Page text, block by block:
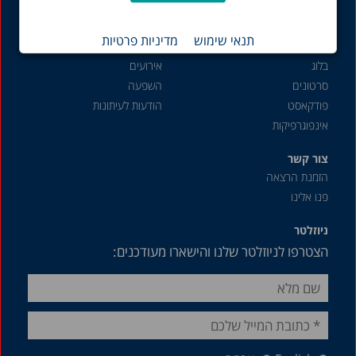
תנאי שימוש מדיניות פרטיות
בלוג
סרטונים
פודקאסט
אינפוגרפיקות
פעילות והשפעה
אירועים
השפעה
הודעות לעיתונות
צור קשר
הזמנת הרצאה
פנו אלינו
ניוזלטר
הצטרפו לניוזלטר שלנו והישארו מעודכנים: